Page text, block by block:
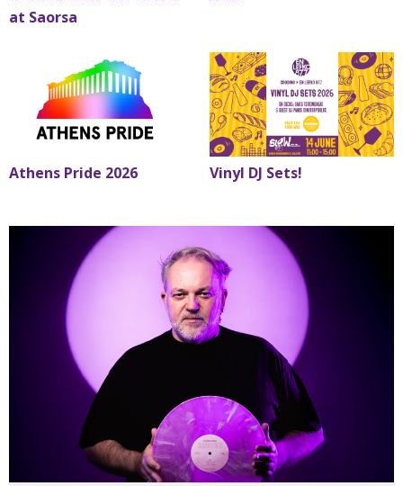
at Saorsa
Athens Pride 2026 Vinyl DJ Sets!